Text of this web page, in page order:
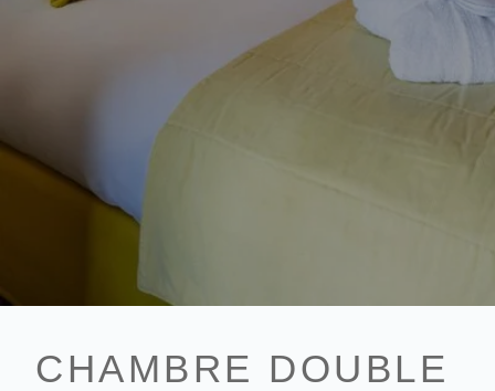
CHAMBRE DOUBLE